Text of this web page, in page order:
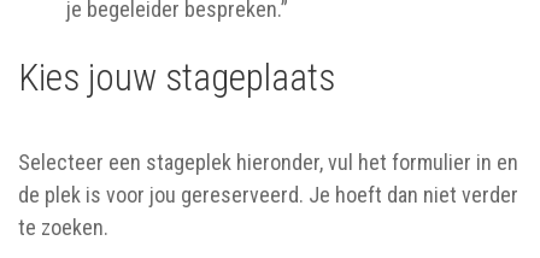
je begeleider bespreken.”
Kies jouw stageplaats
Selecteer een stageplek hieronder, vul het formulier in en
de plek is voor jou gereserveerd. Je hoeft dan niet verder
te zoeken.